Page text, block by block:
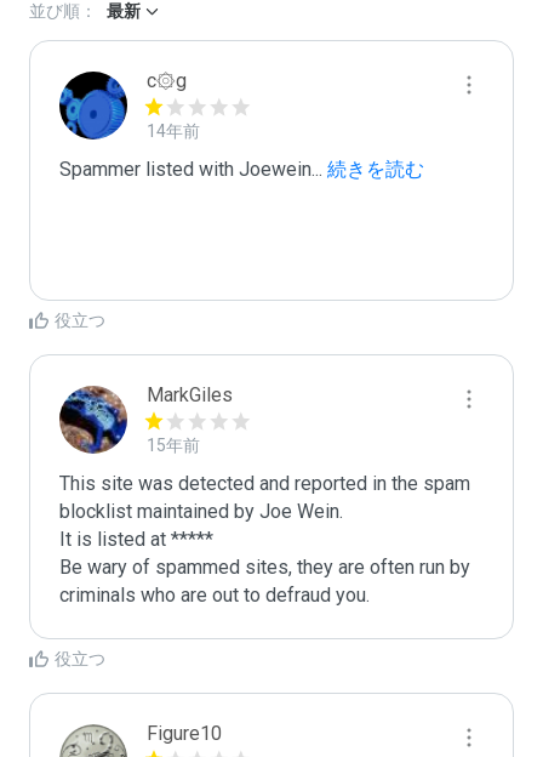
並び順： 最新
c۞g
14年前
Spammer listed with Joewein... 続きを読む
役立つ
MarkGiles
15年前
This site was detected and reported in the spam
blocklist maintained by Joe Wein.
It is listed at *****
Be wary of spammed sites, they are often run by
criminals who are out to defraud you.
役立つ
Figure10